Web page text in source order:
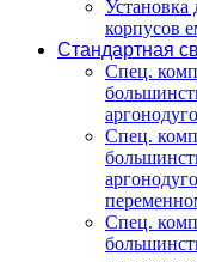
корпусов
Стандартная
Спец.
Спец.
Спец.